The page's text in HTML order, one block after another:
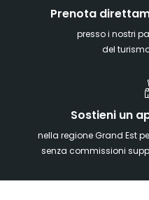
Prenota
presso i nostri
del
Sostieni un
nella regione Grand Est
senza commissioni